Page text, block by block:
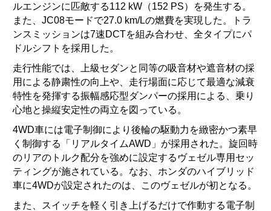
ルエンジンに匹敵する112 kW（152 PS）を発生する。
また、JC08モードで27.0 km/Lの燃費を実現した。トラ
ンスミッションは7速DCTを組み合わせ、全タイプにパ
ドルシフトを採用した。
走行性能では、上級セダンと同等の吸音材や遮音材の採
用による静粛性の向上や、走行場面に応じて最適な減衰
特性を発揮する振幅感応型ダンパーの採用による、乗り
心地と操縦安定性の両立を図っている。
4WD車には電子制御により後輪の駆動力を緻密かつ素早
く制御する「リアルタイムAWD」が採用された。旋回時
のリアのトルク配分を強めに設定するヴェゼル専用セッ
ティングが施されている。なお、ホンダのハイブリッド
車に4WDが設定されたのは、このヴェゼルが初となる。
また、スイッチを軽く引き上げるだけで作動する電子制